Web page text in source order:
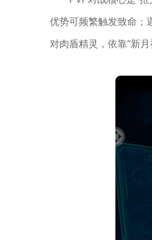
优势可频繁触发致命；
对肉盾精灵，依靠“新